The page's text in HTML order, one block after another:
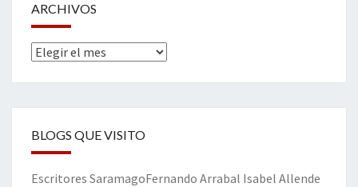
ARCHIVOS
Archivos
BLOGS QUE VISITO
Escritores SaramagoFernando Arrabal Isabel Allende